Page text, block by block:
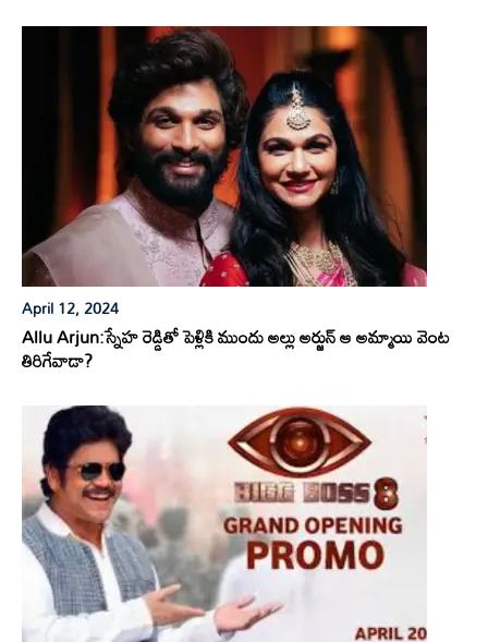
April 12, 2024
Allu Arjun:స్నేహ రెడ్డితో పెళ్లికి ముందు అల్లు అర్జున్ ఆ అమ్మాయి వెంట
తిరిగేవాడా?